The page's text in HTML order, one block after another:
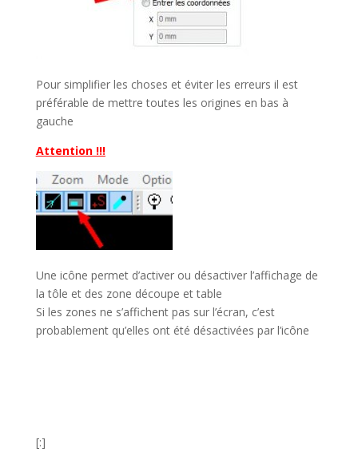
Pour simplifier les choses et éviter les erreurs il est
préférable de mettre toutes les origines en bas à
gauche
Attention !!!
Une icône permet d’activer ou désactiver l’affichage de
la tôle et des zone découpe et table
Si les zones ne s’affichent pas sur l’écran, c’est
probablement qu’elles ont été désactivées par l’icône
[:]